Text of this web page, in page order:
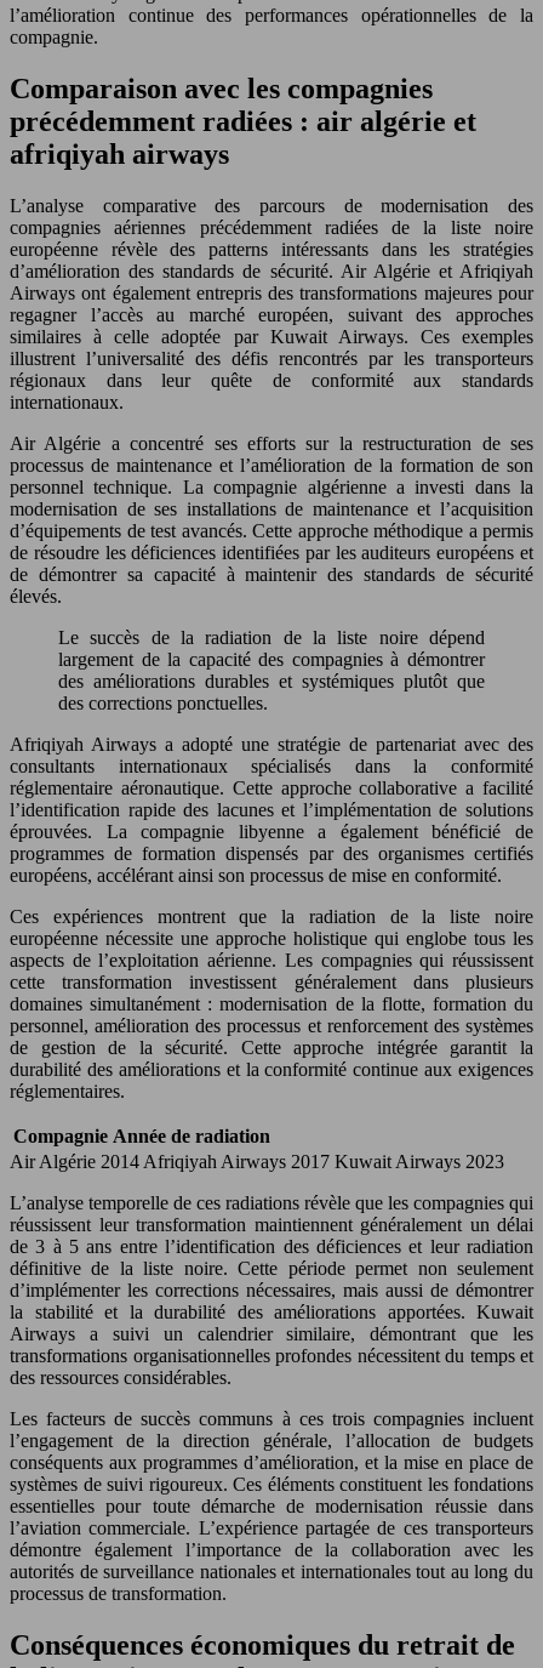
l’amélioration continue des performances opérationnelles de la
compagnie.
Comparaison avec les compagnies
précédemment radiées : air algérie et
afriqiyah airways
L’analyse comparative des parcours de modernisation des
compagnies aériennes précédemment radiées de la liste noire
européenne révèle des patterns intéressants dans les stratégies
d’amélioration des standards de sécurité. Air Algérie et Afriqiyah
Airways ont également entrepris des transformations majeures pour
regagner l’accès au marché européen, suivant des approches
similaires à celle adoptée par Kuwait Airways. Ces exemples
illustrent l’universalité des défis rencontrés par les transporteurs
régionaux dans leur quête de conformité aux standards
internationaux.
Air Algérie a concentré ses efforts sur la restructuration de ses
processus de maintenance et l’amélioration de la formation de son
personnel technique. La compagnie algérienne a investi dans la
modernisation de ses installations de maintenance et l’acquisition
d’équipements de test avancés. Cette approche méthodique a permis
de résoudre les déficiences identifiées par les auditeurs européens et
de démontrer sa capacité à maintenir des standards de sécurité
élevés.
Le succès de la radiation de la liste noire dépend
largement de la capacité des compagnies à démontrer
des améliorations durables et systémiques plutôt que
des corrections ponctuelles.
Afriqiyah Airways a adopté une stratégie de partenariat avec des
consultants internationaux spécialisés dans la conformité
réglementaire aéronautique. Cette approche collaborative a facilité
l’identification rapide des lacunes et l’implémentation de solutions
éprouvées. La compagnie libyenne a également bénéficié de
programmes de formation dispensés par des organismes certifiés
européens, accélérant ainsi son processus de mise en conformité.
Ces expériences montrent que la radiation de la liste noire
européenne nécessite une approche holistique qui englobe tous les
aspects de l’exploitation aérienne. Les compagnies qui réussissent
cette transformation investissent généralement dans plusieurs
domaines simultanément : modernisation de la flotte, formation du
personnel, amélioration des processus et renforcement des systèmes
de gestion de la sécurité. Cette approche intégrée garantit la
durabilité des améliorations et la conformité continue aux exigences
réglementaires.
Compagnie Année de radiation
Air Algérie 2014 Afriqiyah Airways 2017 Kuwait Airways 2023
L’analyse temporelle de ces radiations révèle que les compagnies qui
réussissent leur transformation maintiennent généralement un délai
de 3 à 5 ans entre l’identification des déficiences et leur radiation
définitive de la liste noire. Cette période permet non seulement
d’implémenter les corrections nécessaires, mais aussi de démontrer
la stabilité et la durabilité des améliorations apportées. Kuwait
Airways a suivi un calendrier similaire, démontrant que les
transformations organisationnelles profondes nécessitent du temps et
des ressources considérables.
Les facteurs de succès communs à ces trois compagnies incluent
l’engagement de la direction générale, l’allocation de budgets
conséquents aux programmes d’amélioration, et la mise en place de
systèmes de suivi rigoureux. Ces éléments constituent les fondations
essentielles pour toute démarche de modernisation réussie dans
l’aviation commerciale. L’expérience partagée de ces transporteurs
démontre également l’importance de la collaboration avec les
autorités de surveillance nationales et internationales tout au long du
processus de transformation.
Conséquences économiques du retrait de